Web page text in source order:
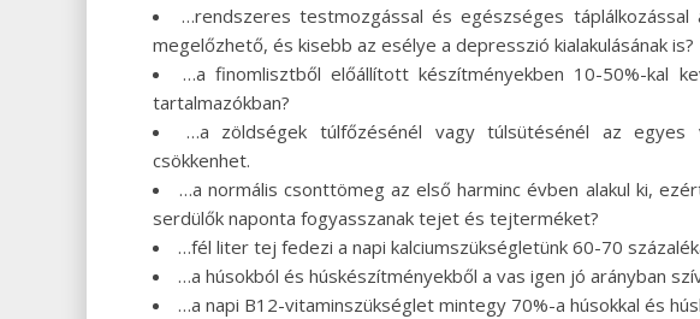
…rendszeres testmozgással és egészséges táplálkozással
megelőzhető, és kisebb az esélye a depresszió kialakulásának is?
…a finomlisztből előállított készítményekben 10-50%-kal
tartalmazókban?
…a zöldségek túlfőzésénél vagy túlsütésénél az egyes
csökkenhet.
…a normális csonttömeg az első harminc évben alakul ki,
serdülők naponta fogyasszanak tejet és tejterméket?
…fél liter tej fedezi a napi kalciumszükségletünk 60-70
…a húsokból és húskészítményekből a vas igen jó arányban
…a napi B12-vitaminszükséglet mintegy 70%-a húsokkal és